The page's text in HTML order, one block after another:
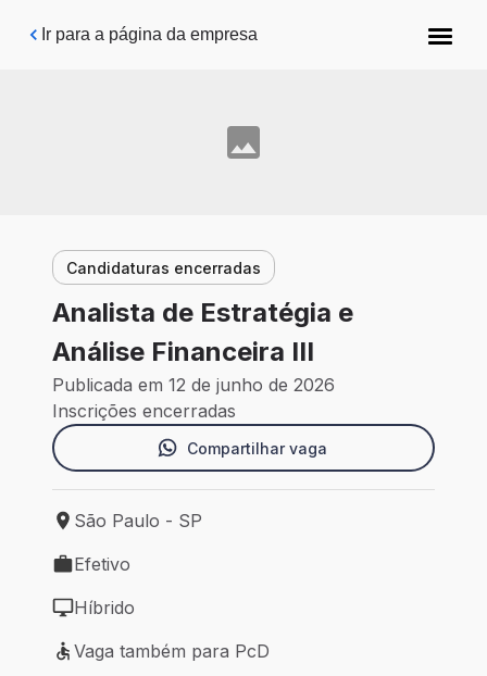
Pular para o conteúdo principal
Ir para a página da empresa
Candidaturas encerradas
Analista de Estratégia e
Análise Financeira III
Publicada em 12 de junho de 2026
Inscrições encerradas
Compartilhar vaga
Local de trabalho: São Paulo - SP
São Paulo - SP
Tipo de vaga: Efetivo
Efetivo
Modelo de trabalho: Híbrido
Híbrido
Vaga também para PcD
Vaga também para PcD